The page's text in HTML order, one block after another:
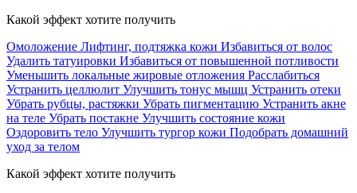
Какой эффект хотите получить
Омоложение Лифтинг, подтяжка кожи Избавиться от волос
Удалить татуировки Избавиться от повышенной потливости
Уменьшить локальные жировые отложения Расслабиться
Устранить целлюлит Улучшить тонус мышц Устранить отеки
Убрать рубцы, растяжки Убрать пигментацию Устранить акне
на теле Убрать постакне Улучшить состояние кожи
Оздоровить тело Улучшить тургор кожи Подобрать домашний
уход за телом
Какой эффект хотите получить